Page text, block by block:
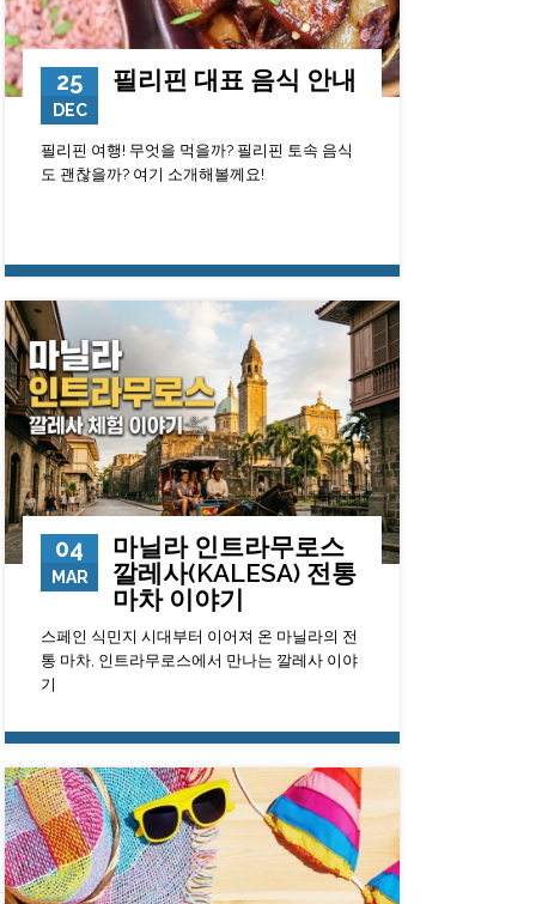
25
DEC
필리핀 대표 음식 안내
필리핀 여행! 무엇을 먹을까? 필리핀 토속 음식
도 괜찮을까? 여기 소개해볼께요!
117399 0 23
04
MAR
마닐라 인트라무로스
깔레사(KALESA) 전통
마차 이야기
스페인 식민지 시대부터 이어져 온 마닐라의 전
통 마차, 인트라무로스에서 만나는 깔레사 이야
기
2907 0 23